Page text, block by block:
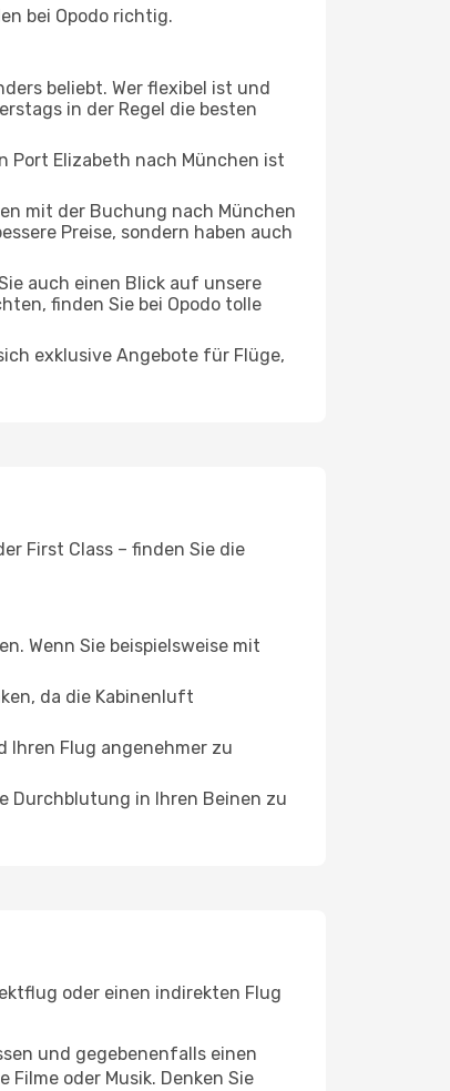
bei Opodo richtig.
beliebt. Wer flexibel ist und
in der Regel die besten
Port Elizabeth nach München ist
mit der Buchung nach München
Preise, sondern haben auch
auch einen Blick auf unsere
finden Sie bei Opodo tolle
exklusive Angebote für Flüge,
First Class – finden Sie die
Wenn Sie beispielsweise mit
da die Kabinenluft
Ihren Flug angenehmer zu
Durchblutung in Ihren Beinen zu
oder einen indirekten Flug
und gegebenenfalls einen
oder Musik. Denken Sie